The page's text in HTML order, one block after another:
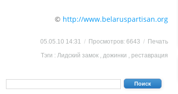
© http://www.belaruspartisan.org
05.05.10 14:31 / Просмотров: 6643 / Печать
Тэги : Лидский замок , дожинки , реставрация
Поиск